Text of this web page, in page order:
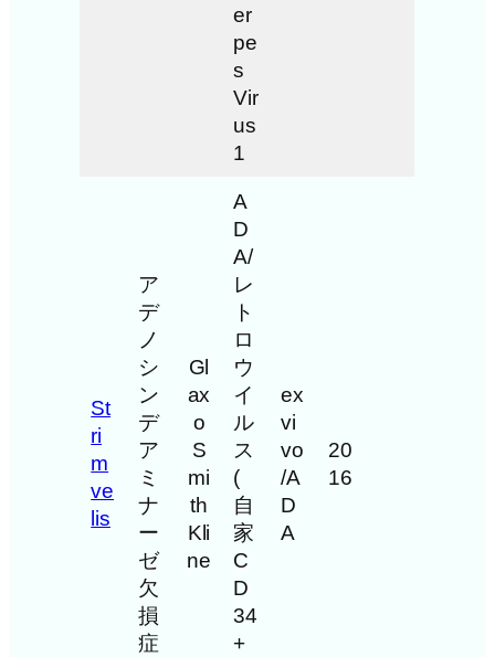
er
pe
s
Vir
us
1
St
ri
m
ve
lis
ア
デ
ノ
シ
ン
デ
ア
ミ
ナ
ー
ゼ
欠
損
症
Gl
ax
o
S
mi
th
Kli
ne
A
D
A/
レ
ト
ロ
ウ
イ
ル
ス
(
自
家
C
D
34
+
ex
vi
vo
/A
D
A
20
16